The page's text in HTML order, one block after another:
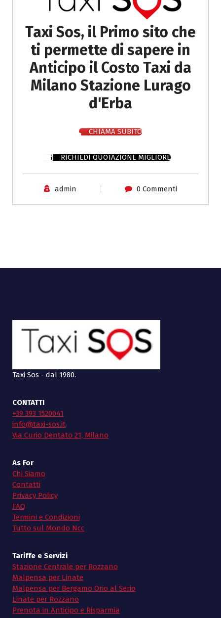
Taxi Sos, il Primo sito che
ti permette di sapere in
Anticipo il Costo Taxi da
Milano Stazione Lurago
d'Erba
CHIAMA SUBITO
RICHIEDI QUOTAZIONE MIGLIORE
admin 0 Commenti
Taxi Sos - dal 1980.
CONTATTI
+39 393 1520041
info@taxi-sos.it
Via Curio Dentato 21, Milano
As For
Chi Siamo
Contatti
Privacy Policy
FAQ
Termini e Condizioni
Tutto sul Mondo Ncc
Tariffe e Servizi
Stazione Centrale per Rozzano
Malpensa per Linate
Malpensa per Bergamo Orio al Serio
Linate per Rozzano
Prenota in Anticipo e Risparmia